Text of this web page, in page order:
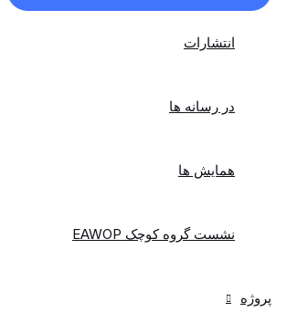
انتشارات
در رسانه ها
همایش ها
نشست گروه کوچک EAWOP
پروژه